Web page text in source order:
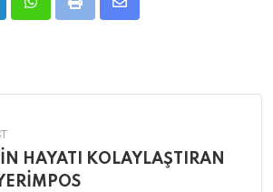
WhatsappPrint
Share
HAYATI KOLAYLAŞTIRAN